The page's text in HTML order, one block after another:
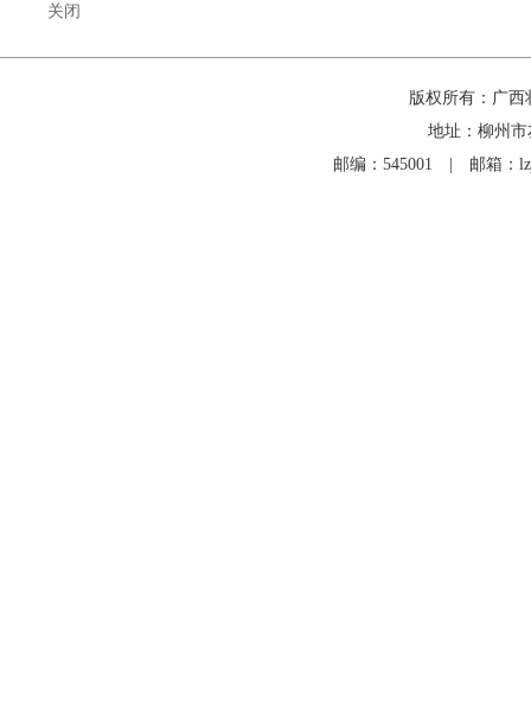
关闭
版权所有：广
地址：柳州
邮编：545001 | 邮箱：